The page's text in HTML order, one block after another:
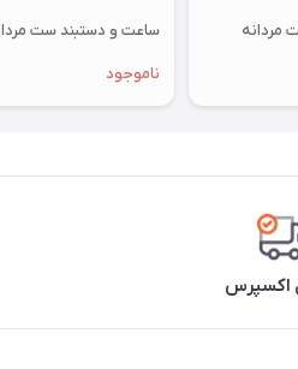
مردانه ساعت و دستبند ست
ناموجود
اکسپرس